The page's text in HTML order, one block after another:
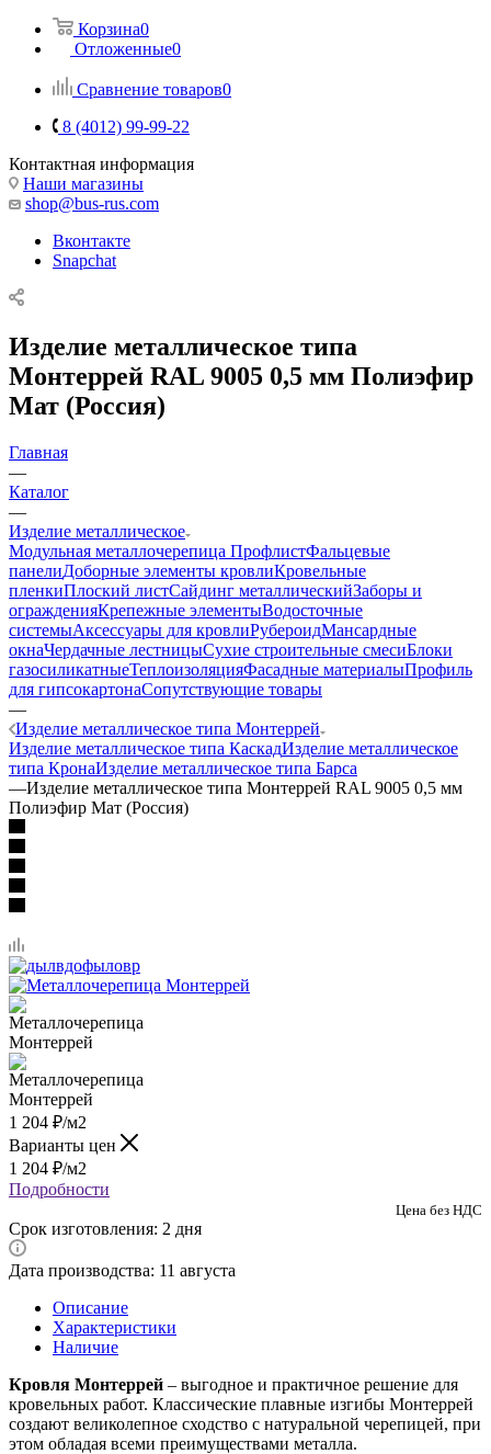
Корзина0
Отложенные0
Сравнение товаров0
8 (4012) 99-99-22
Контактная информация
Наши магазины
shop@bus-rus.com
Вконтакте
Snapchat
Изделие металлическое типа
Монтеррей RAL 9005 0,5 мм Полиэфир
Мат (Россия)
Главная
—
Каталог
—
Изделие металлическое
Модульная металлочерепица ПрофлистФальцевые
панелиДоборные элементы кровлиКровельные
пленкиПлоский листСайдинг металлическийЗаборы и
огражденияКрепежные элементыВодосточные
системыАксессуары для кровлиРубероидМансардные
окнаЧердачные лестницыСухие строительные смесиБлоки
газосиликатныеТеплоизоляцияФасадные материалыПрофиль
для гипсокартонаСопутствующие товары
—
Изделие металлическое типа Монтеррей
Изделие металлическое типа КаскадИзделие металлическое
типа КронаИзделие металлическое типа Барса
—Изделие металлическое типа Монтеррей RAL 9005 0,5 мм
Полиэфир Мат (Россия)
1 204 ₽/м2
Варианты цен
1 204 ₽/м2
Подробности
Цена без НДС
Срок изготовления: 2 дня
Дата производства: 11 августа
Описание
Характеристики
Наличие
Кровля Монтеррей – выгодное и практичное решение для
кровельных работ. Классические плавные изгибы Монтеррей
создают великолепное сходство с натуральной черепицей, при
этом обладая всеми преимуществами металла.